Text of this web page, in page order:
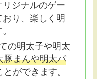
ジナルのゲー
り、楽しく明
の明太子や明太
豚まんや明太パ
ができます。